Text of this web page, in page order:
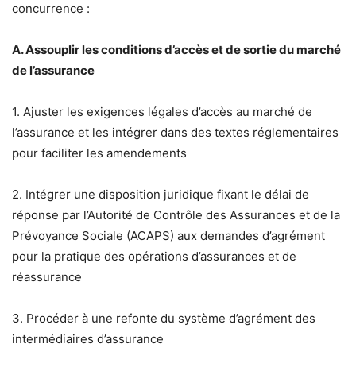
concurrence :
A. Assouplir les conditions d’accès et de sortie du marché
de l’assurance
1. Ajuster les exigences légales d’accès au marché de
l’assurance et les intégrer dans des textes réglementaires
pour faciliter les amendements
2. Intégrer une disposition juridique fixant le délai de
réponse par l’Autorité de Contrôle des Assurances et de la
Prévoyance Sociale (ACAPS) aux demandes d’agrément
pour la pratique des opérations d’assurances et de
réassurance
3. Procéder à une refonte du système d’agrément des
intermédiaires d’assurance